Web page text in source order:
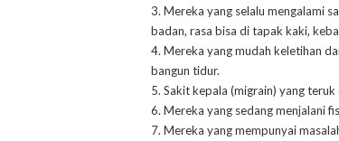
3. Mereka yang selalu mengalami
badan, rasa bisa di tapak kaki,
4. Mereka yang mudah keletihan
bangun tidur.
5. Sakit kepala (migrain) yang
6. Mereka yang sedang menjalani
7. Mereka yang mempunyai